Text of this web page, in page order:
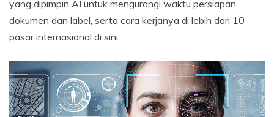
yang dipimpin AI untuk mengurangi waktu persiapan
dokumen dan label, serta cara kerjanya di lebih dari 10
pasar internasional di sini.